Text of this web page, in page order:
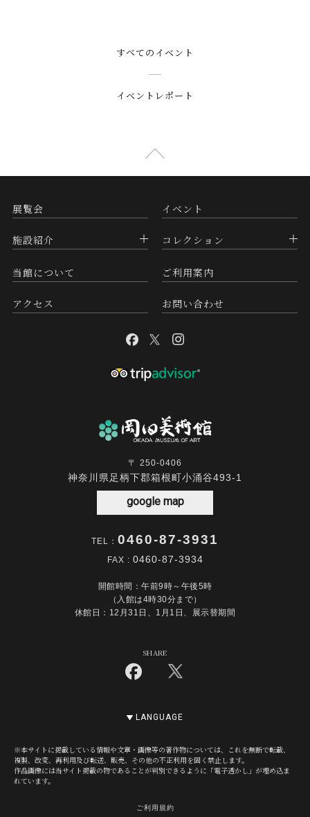
すべてのイベント
イベントレポート
展覧会
施設紹介
当館について
アクセス
イベント
コレクション
ご利用案内
お問い合わせ
〒 250-0406
神奈川県足柄下郡箱根町小涌谷493-1
google map
TEL： 0460-87-3931
FAX : 0460-87-3934
開館時間：午前9時～午後5時
（入館は4時30分まで）
休館日：12月31日、1月1日、展示替期間
SHARE
LANGUAGE
※本サイトに掲載している情報や文章・画像等の著作物については、これを無断で転載、
複製、改変、再利用及び転送、販売、その他の不正利用を固く禁止します。
作品画像には当サイト掲載の物であることが判別できるように「電子透かし」が埋め込ま
れています。
ご利用規約